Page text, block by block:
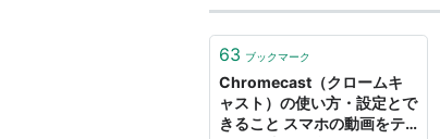
63 ブックマーク
Chromecast（クロームキ
ャスト）の使い方・設定とで
きること スマホの動画をテ